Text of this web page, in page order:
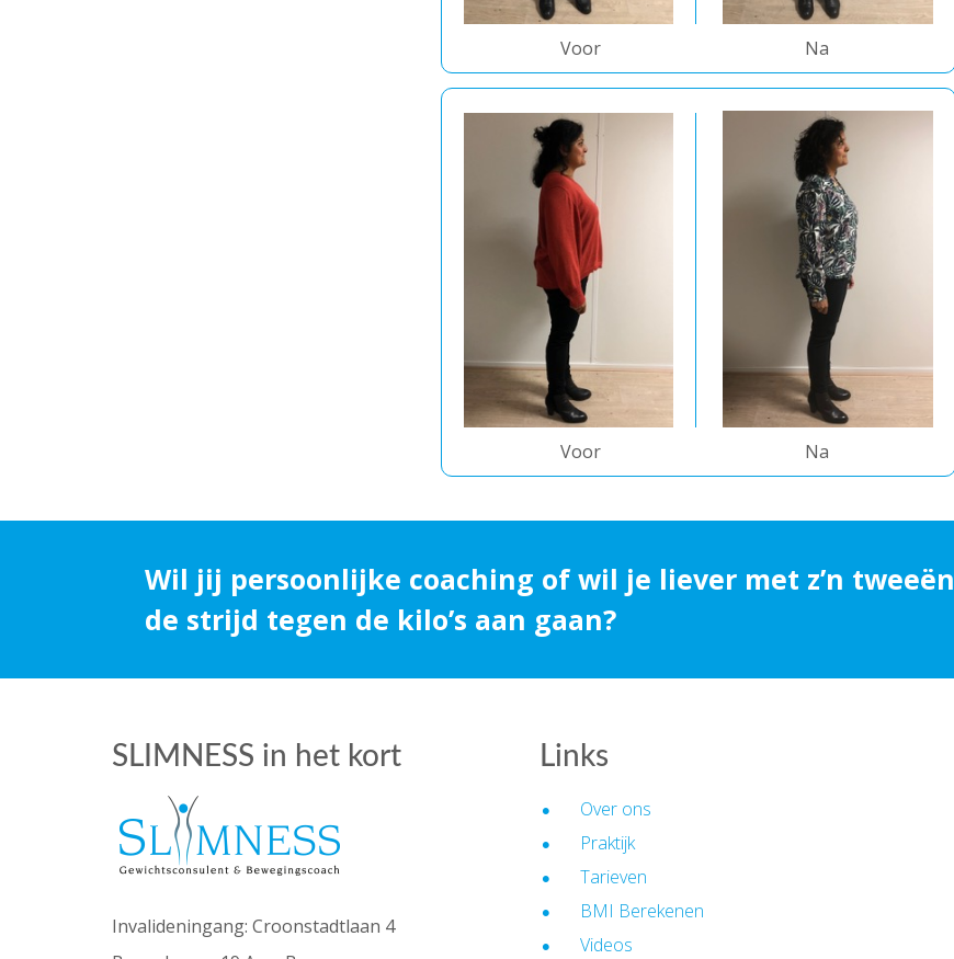
Voor Na
Voor Na
Wil jij persoonlijke coaching of wil je liever met z’n tweeën
de strijd tegen de kilo’s aan gaan?
SLIMNESS in het kort
Invalideningang: Croonstadtlaan 4
Links
Over ons
Praktijk
Tarieven
BMI Berekenen
Videos